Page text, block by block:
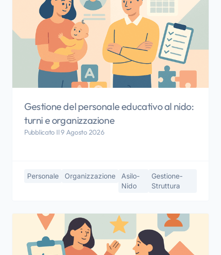
Gestione del personale educativo al nido:
turni e organizzazione
Pubblicato Il 9 Agosto 2026
Personale Organizzazione
Asilo-
Nido
Gestione-
Struttura